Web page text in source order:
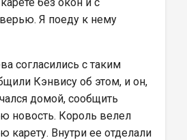
Я поеду к нему
согласились с таким
Кэнвису об этом, и он,
домой, сообщить
новость. Король велел
карету. Внутри ее отделали